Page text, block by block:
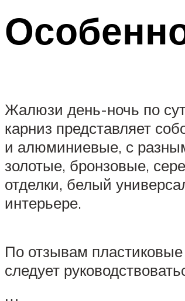
Жалюзи день-ночь по
карниз представляет
и алюминиевые, с
золотые, бронзовые,
отделки, белый
интерьере.
По отзывам
следует